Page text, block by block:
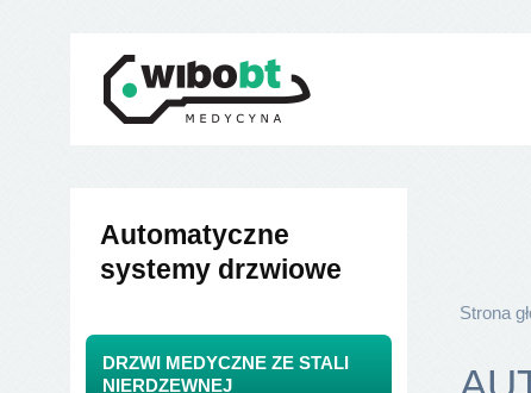
Automatyczne
systemy drzwiowe
DRZWI MEDYCZNE ZE STALI
NIERDZEWNEJ
Strona